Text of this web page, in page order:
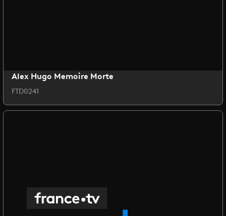
Alex Hugo Memoire Morte
FTD0241